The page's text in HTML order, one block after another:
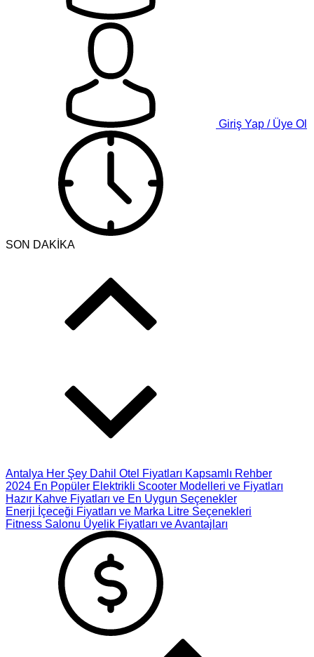
Giriş Yap / Üye Ol
SON DAKİKA
Antalya Her Şey Dahil Otel Fiyatları Kapsamlı Rehber
2024 En Popüler Elektrikli Scooter Modelleri ve Fiyatları
Hazır Kahve Fiyatları ve En Uygun Seçenekler
Enerji İçeceği Fiyatları ve Marka Litre Seçenekleri
Fitness Salonu Üyelik Fiyatları ve Avantajları